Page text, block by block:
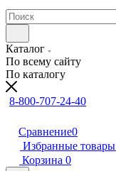
Каталог
По всему сайту
По каталогу
8-800-707-24-40
Сравнение0
Избранные товары
Корзина 0